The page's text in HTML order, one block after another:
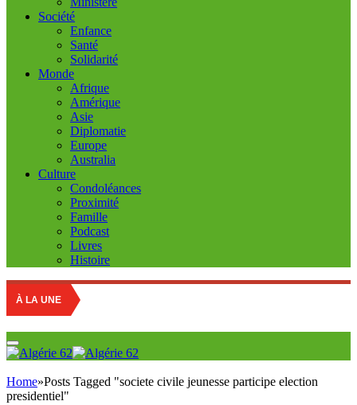
Société
Enfance
Santé
Solidarité
Monde
Afrique
Amérique
Asie
Diplomatie
Europe
Australia
Culture
Condoléances
Proximité
Famille
Podcast
Livres
Histoire
À LA UNE
Home»Posts Tagged "societe civile jeunesse participe election
presidentiel"